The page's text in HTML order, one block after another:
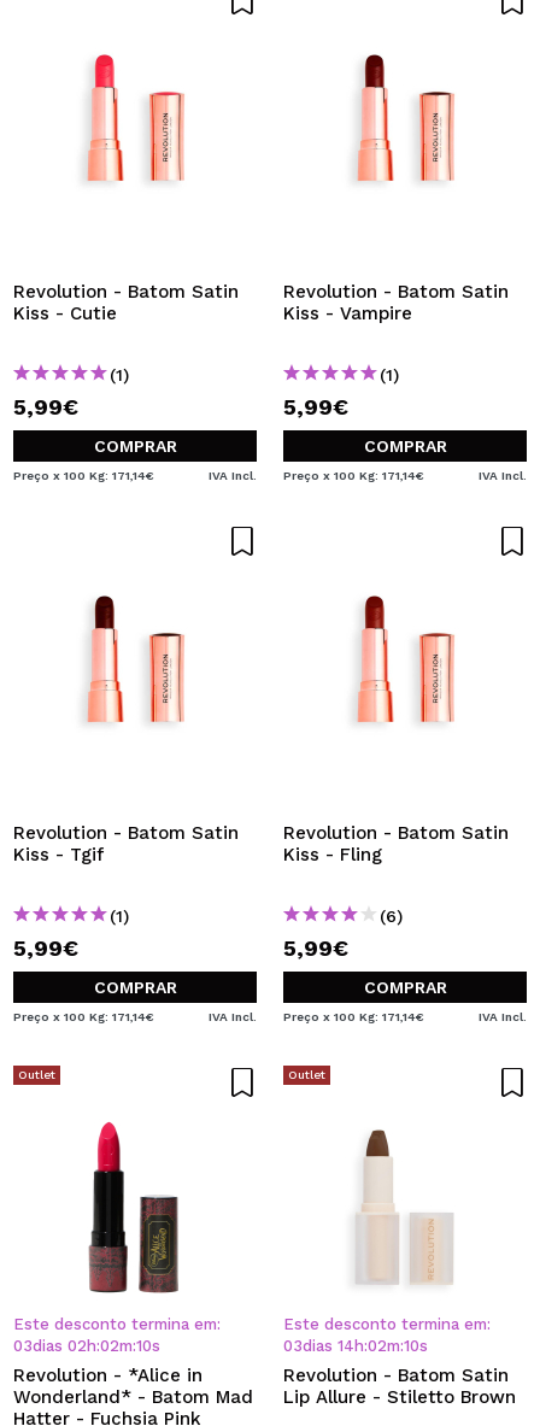
Revolution - Batom Satin
Kiss - Cutie
(1)
5,99€
COMPRAR
Preço x 100 Kg: 171,14€ IVA Incl.
Revolution - Batom Satin
Kiss - Vampire
(1)
5,99€
COMPRAR
Preço x 100 Kg: 171,14€ IVA Incl.
Revolution - Batom Satin
Kiss - Tgif
(1)
5,99€
COMPRAR
Preço x 100 Kg: 171,14€ IVA Incl.
Revolution - Batom Satin
Kiss - Fling
(6)
5,99€
COMPRAR
Preço x 100 Kg: 171,14€ IVA Incl.
Outlet
Este desconto termina em:
03dias 02 h:02m:10s
Revolution - *Alice in
Wonderland* - Batom Mad
Hatter - Fuchsia Pink
Outlet
Este desconto termina em:
03dias 14 h:02m:10s
Revolution - Batom Satin
Lip Allure - Stiletto Brown